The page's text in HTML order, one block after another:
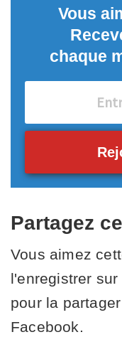
Vous
chaque
Partagez
Vous aimez
l'enregistrer
pour la
Facebook.